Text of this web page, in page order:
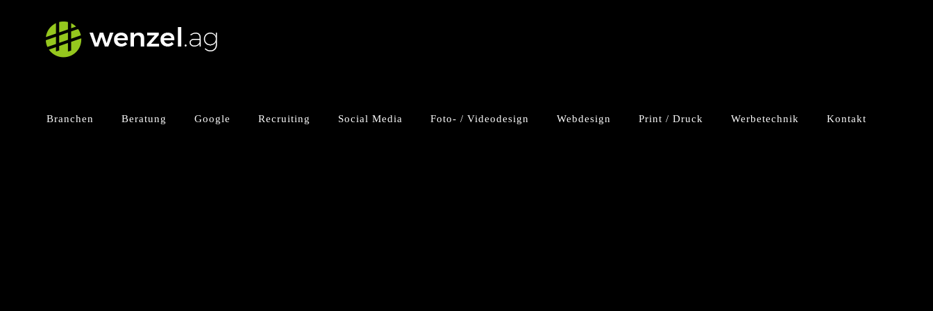
Branchen Beratung Google Recruiting Social Media Foto- / Videodesign Webdesign Print / Druck Werbetechnik Kontakt